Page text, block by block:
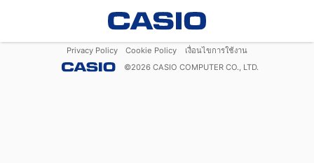
Privacy Policy Cookie Policy
เงื่อนไขการใช้งาน
©2026 CASIO COMPUTER CO., LTD.